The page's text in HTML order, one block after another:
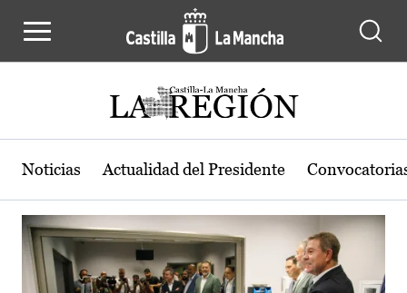
Actualidad de la región de Castilla-
Noticias Actualidad del Presidente